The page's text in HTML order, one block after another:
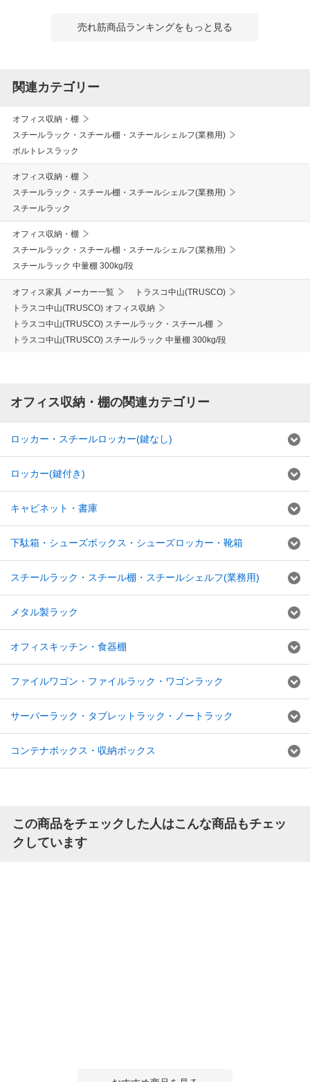
売れ筋商品ランキングをもっと見る
関連カテゴリー
オフィス収納・棚
スチールラック・スチール棚・スチールシェルフ(業務用)
ボルトレスラック
オフィス収納・棚
スチールラック・スチール棚・スチールシェルフ(業務用)
スチールラック
オフィス収納・棚
スチールラック・スチール棚・スチールシェルフ(業務用)
スチールラック 中量棚 300kg/段
オフィス家具 メーカー一覧
トラスコ中山(TRUSCO)
トラスコ中山(TRUSCO) オフィス収納
トラスコ中山(TRUSCO) スチールラック・スチール棚
トラスコ中山(TRUSCO) スチールラック 中量棚 300kg/段
オフィス収納・棚の関連カテゴリー
ロッカー・スチールロッカー(鍵なし)
ロッカー(鍵付き)
キャビネット・書庫
下駄箱・シューズボックス・シューズロッカー・靴箱
スチールラック・スチール棚・スチールシェルフ(業務用)
メタル製ラック
オフィスキッチン・食器棚
ファイルワゴン・ファイルラック・ワゴンラック
サーバーラック・タブレットラック・ノートラック
コンテナボックス・収納ボックス
この商品をチェックした人はこんな商品もチェッ
クしています